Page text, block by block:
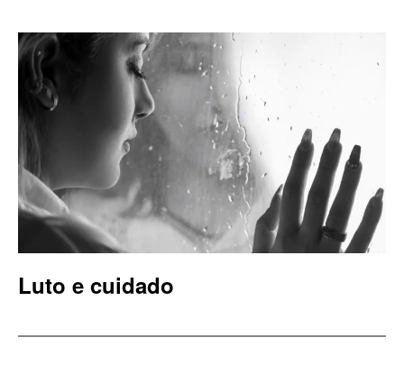
Luto e cuidado